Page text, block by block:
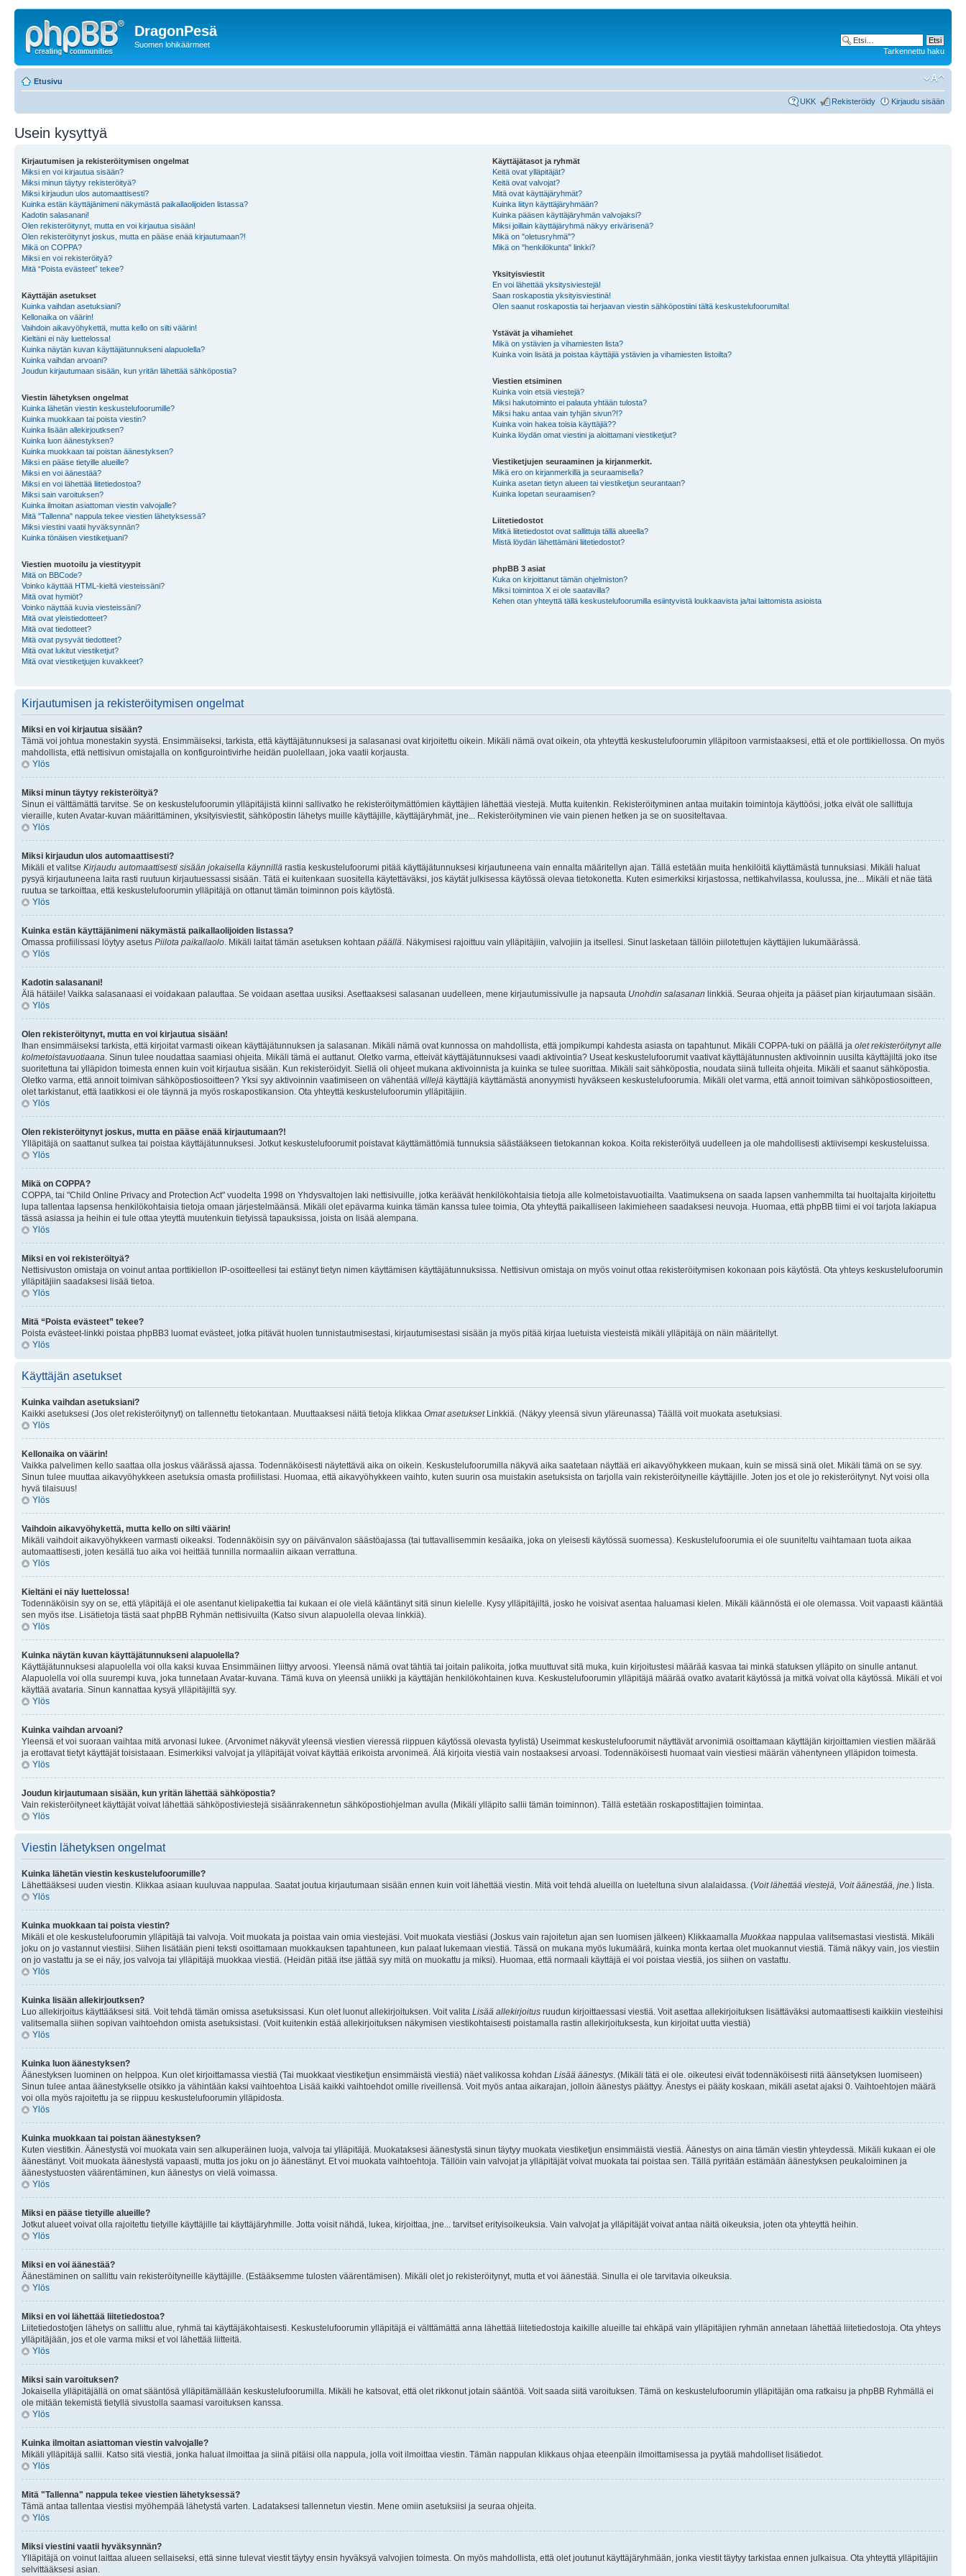
DragonPesä
Suomen lohikäärmeet
Tarkennettu haku
Etusivu
UKK Rekisteröidy Kirjaudu sisään
Usein kysyttyä
Kirjautumisen ja rekisteröitymisen ongelmat
Miksi en voi kirjautua sisään?
Miksi minun täytyy rekisteröityä?
Miksi kirjaudun ulos automaattisesti?
Kuinka estän käyttäjänimeni näkymästä paikallaolijoiden listassa?
Kadotin salasanani!
Olen rekisteröitynyt, mutta en voi kirjautua sisään!
Olen rekisteröitynyt joskus, mutta en pääse enää kirjautumaan?!
Mikä on COPPA?
Miksi en voi rekisteröityä?
Mitä “Poista evästeet” tekee?
Käyttäjän asetukset
Kuinka vaihdan asetuksiani?
Kellonaika on väärin!
Vaihdoin aikavyöhykettä, mutta kello on silti väärin!
Kieltäni ei näy luettelossa!
Kuinka näytän kuvan käyttäjätunnukseni alapuolella?
Kuinka vaihdan arvoani?
Joudun kirjautumaan sisään, kun yritän lähettää sähköpostia?
Viestin lähetyksen ongelmat
Kuinka lähetän viestin keskustelufoorumille?
Kuinka muokkaan tai poista viestin?
Kuinka lisään allekirjoutksen?
Kuinka luon äänestyksen?
Kuinka muokkaan tai poistan äänestyksen?
Miksi en pääse tietyille alueille?
Miksi en voi äänestää?
Miksi en voi lähettää liitetiedostoa?
Miksi sain varoituksen?
Kuinka ilmoitan asiattoman viestin valvojalle?
Mitä "Tallenna" nappula tekee viestien lähetyksessä?
Miksi viestini vaatii hyväksynnän?
Kuinka tönäisen viestiketjuani?
Viestien muotoilu ja viestityypit
Mitä on BBCode?
Voinko käyttää HTML-kieltä viesteissäni?
Mitä ovat hymiöt?
Voinko näyttää kuvia viesteissäni?
Mitä ovat yleistiedotteet?
Mitä ovat tiedotteet?
Mitä ovat pysyvät tiedotteet?
Mitä ovat lukitut viestiketjut?
Mitä ovat viestiketjujen kuvakkeet?
Käyttäjätasot ja ryhmät
Keitä ovat ylläpitäjät?
Keitä ovat valvojat?
Mitä ovat käyttäjäryhmät?
Kuinka liityn käyttäjäryhmään?
Kuinka pääsen käyttäjäryhmän valvojaksi?
Miksi joillain käyttäjäryhmä näkyy erivärisenä?
Mikä on "oletusryhmä"?
Mikä on "henkilökunta" linkki?
Yksityisviestit
En voi lähettää yksitysiviestejä!
Saan roskapostia yksityisviestinä!
Olen saanut roskapostia tai herjaavan viestin sähköpostiini tältä keskustelufoorumilta!
Ystävät ja vihamiehet
Mikä on ystävien ja vihamiesten lista?
Kuinka voin lisätä ja poistaa käyttäjiä ystävien ja vihamiesten listoilta?
Viestien etsiminen
Kuinka voin etsiä viestejä?
Miksi hakutoiminto ei palauta yhtään tulosta?
Miksi haku antaa vain tyhjän sivun?!?
Kuinka voin hakea toisia käyttäjiä??
Kuinka löydän omat viestini ja aloittamani viestiketjut?
Viestiketjujen seuraaminen ja kirjanmerkit.
Mikä ero on kirjanmerkillä ja seuraamisella?
Kuinka asetan tietyn alueen tai viestiketjun seurantaan?
Kuinka lopetan seuraamisen?
Liitetiedostot
Mitkä liitetiedostot ovat sallittuja tällä alueella?
Mistä löydän lähettämäni liitetiedostot?
phpBB 3 asiat
Kuka on kirjoittanut tämän ohjelmiston?
Miksi toimintoa X ei ole saatavilla?
Kehen otan yhteyttä tällä keskustelufoorumilla esiintyvistä loukkaavista ja/tai laittomista asioista
Kirjautumisen ja rekisteröitymisen ongelmat
Miksi en voi kirjautua sisään?
Tämä voi johtua monestakin syystä. Ensimmäiseksi, tarkista, että käyttäjätunnuksesi ja salasanasi ovat kirjoitettu oikein. Mikäli nämä ovat oikein, ota yhteyttä keskustelufoorumin ylläpitoon varmistaaksesi, että et ole porttikiellossa. On myös
mahdollista, että nettisivun omistajalla on konfigurointivirhe heidän puolellaan, joka vaatii korjausta.
Ylös
Miksi minun täytyy rekisteröityä?
Sinun ei välttämättä tarvitse. Se on keskustelufoorumin ylläpitäjistä kiinni sallivatko he rekisteröitymättömien käyttäjien lähettää viestejä. Mutta kuitenkin. Rekisteröityminen antaa muitakin toimintoja käyttöösi, jotka eivät ole sallittuja
vieraille, kuten Avatar-kuvan määrittäminen, yksityisviestit, sähköpostin lähetys muille käyttäjille, käyttäjäryhmät, jne... Rekisteröityminen vie vain pienen hetken ja se on suositeltavaa.
Ylös
Miksi kirjaudun ulos automaattisesti?
Mikäli et valitse Kirjaudu automaattisesti sisään jokaisella käynnillä rastia keskustelufoorumi pitää käyttäjätunnuksesi kirjautuneena vain ennalta määritellyn ajan. Tällä estetään muita henkilöitä käyttämästä tunnuksiasi. Mikäli haluat
pysyä kirjautuneena laita rasti ruutuun kirjautuessassi sisään. Tätä ei kuitenkaan suositella käytettäväksi, jos käytät julkisessa käytössä olevaa tietokonetta. Kuten esimerkiksi kirjastossa, nettikahvilassa, koulussa, jne... Mikäli et näe tätä
ruutua se tarkoittaa, että keskustelufoorumin ylläpitäjä on ottanut tämän toiminnon pois käytöstä.
Ylös
Kuinka estän käyttäjänimeni näkymästä paikallaolijoiden listassa?
Omassa profiilissasi löytyy asetus Piilota paikallaolo . Mikäli laitat tämän asetuksen kohtaan päällä . Näkymisesi rajoittuu vain ylläpitäjiin, valvojiin ja itsellesi. Sinut lasketaan tällöin piilotettujen käyttäjien lukumäärässä.
Ylös
Kadotin salasanani!
Älä hätäile! Vaikka salasanaasi ei voidakaan palauttaa. Se voidaan asettaa uusiksi. Asettaaksesi salasanan uudelleen, mene kirjautumissivulle ja napsauta Unohdin salasanan linkkiä. Seuraa ohjeita ja pääset pian kirjautumaan sisään.
Ylös
Olen rekisteröitynyt, mutta en voi kirjautua sisään!
Ihan ensimmäiseksi tarkista, että kirjoitat varmasti oikean käyttäjätunnuksen ja salasanan. Mikäli nämä ovat kunnossa on mahdollista, että jompikumpi kahdesta asiasta on tapahtunut. Mikäli COPPA-tuki on päällä ja olet rekisteröitynyt alle
kolmetoistavuotiaana . Sinun tulee noudattaa saamiasi ohjeita. Mikäli tämä ei auttanut. Oletko varma, etteivät käyttäjätunnuksesi vaadi aktivointia? Useat keskustelufoorumit vaativat käyttäjätunnusten aktivoinnin uusilta käyttäjiltä joko itse
suoritettuna tai ylläpidon toimesta ennen kuin voit kirjautua sisään. Kun rekisteröidyit. Siellä oli ohjeet mukana aktivoinnista ja kuinka se tulee suorittaa. Mikäli sait sähköpostia, noudata siinä tulleita ohjeita. Mikäli et saanut sähköpostia.
Oletko varma, että annoit toimivan sähköpostiosoitteen? Yksi syy aktivoinnin vaatimiseen on vähentää villejä käyttäjiä käyttämästä anonyymisti hyväkseen keskustelufoorumia. Mikäli olet varma, että annoit toimivan sähköpostiosoitteen,
olet tarkistanut, että laatikkosi ei ole täynnä ja myös roskapostikansion. Ota yhteyttä keskustelufoorumin ylläpitäjiin.
Ylös
Olen rekisteröitynyt joskus, mutta en pääse enää kirjautumaan?!
Ylläpitäjä on saattanut sulkea tai poistaa käyttäjätunnuksesi. Jotkut keskustelufoorumit poistavat käyttämättömiä tunnuksia säästääkseen tietokannan kokoa. Koita rekisteröityä uudelleen ja ole mahdollisesti aktiivisempi keskusteluissa.
Ylös
Mikä on COPPA?
COPPA, tai "Child Online Privacy and Protection Act" vuodelta 1998 on Yhdysvaltojen laki nettisivuille, jotka keräävät henkilökohtaisia tietoja alle kolmetoistavuotiailta. Vaatimuksena on saada lapsen vanhemmilta tai huoltajalta kirjoitettu
lupa tallentaa lapsensa henkilökohtaisia tietoja omaan järjestelmäänsä. Mikäli olet epävarma kuinka tämän kanssa tulee toimia, Ota yhteyttä paikalliseen lakimieheen saadaksesi neuvoja. Huomaa, että phpBB tiimi ei voi tarjota lakiapua
tässä asiassa ja heihin ei tule ottaa yteyttä muutenkuin tietyissä tapauksissa, joista on lisää alempana.
Ylös
Miksi en voi rekisteröityä?
Nettisivuston omistaja on voinut antaa porttikiellon IP-osoitteellesi tai estänyt tietyn nimen käyttämisen käyttäjätunnuksissa. Nettisivun omistaja on myös voinut ottaa rekisteröitymisen kokonaan pois käytöstä. Ota yhteys keskustelufoorumin
ylläpitäjiin saadaksesi lisää tietoa.
Ylös
Mitä “Poista evästeet” tekee?
Poista evästeet-linkki poistaa phpBB3 luomat evästeet, jotka pitävät huolen tunnistautmisestasi, kirjautumisestasi sisään ja myös pitää kirjaa luetuista viesteistä mikäli ylläpitäjä on näin määritellyt.
Ylös
Käyttäjän asetukset
Kuinka vaihdan asetuksiani?
Kaikki asetuksesi (Jos olet rekisteröitynyt) on tallennettu tietokantaan. Muuttaaksesi näitä tietoja klikkaa Omat asetuksetLinkkiä. (Näkyy yleensä sivun yläreunassa) Täällä voit muokata asetuksiasi.
Ylös
Kellonaika on väärin!
Vaikka palvelimen kello saattaa olla joskus väärässä ajassa. Todennäköisesti näytettävä aika on oikein. Keskustelufoorumilla näkyvä aika saatetaan näyttää eri aikavyöhykkeen mukaan, kuin se missä sinä olet. Mikäli tämä on se syy.
Sinun tulee muuttaa aikavyöhykkeen asetuksia omasta profiilistasi. Huomaa, että aikavyöhykkeen vaihto, kuten suurin osa muistakin asetuksista on tarjolla vain rekisteröityneille käyttäjille. Joten jos et ole jo rekisteröitynyt. Nyt voisi olla
hyvä tilaisuus!
Ylös
Vaihdoin aikavyöhykettä, mutta kello on silti väärin!
Mikäli vaihdoit aikavyöhykkeen varmasti oikeaksi. Todennäköisin syy on päivänvalon säästöajassa (tai tuttavallisemmin kesäaika, joka on yleisesti käytössä suomessa). Keskustelufoorumia ei ole suuniteltu vaihtamaan tuota aikaa
automaattisesti, joten kesällä tuo aika voi heittää tunnilla normaaliin aikaan verrattuna.
Ylös
Kieltäni ei näy luettelossa!
Todennäköisin syy on se, että yläpitäjä ei ole asentanut kielipakettia tai kukaan ei ole vielä kääntänyt sitä sinun kielelle. Kysy ylläpitäjiltä, josko he voisivat asentaa haluamasi kielen. Mikäli käännöstä ei ole olemassa. Voit vapaasti kääntää
sen myös itse. Lisätietoja tästä saat phpBB Ryhmän nettisivuilta (Katso sivun alapuolella olevaa linkkiä).
Ylös
Kuinka näytän kuvan käyttäjätunnukseni alapuolella?
Käyttäjätunnuksesi alapuolella voi olla kaksi kuvaa Ensimmäinen liittyy arvoosi. Yleensä nämä ovat tähtiä tai joitain palikoita, jotka muuttuvat sitä muka, kuin kirjoitustesi määrää kasvaa tai minkä statuksen ylläpito on sinulle antanut.
Alapuolella voi olla suurempi kuva, joka tunnetaan Avatar-kuvana. Tämä kuva on yleensä uniikki ja käyttäjän henkilökohtainen kuva. Keskustelufoorumin ylläpitäjä määrää ovatko avatarit käytössä ja mitkä voivat olla käytössä. Mikäli et voi
käyttää avataria. Sinun kannattaa kysyä ylläpitäjiltä syy.
Ylös
Kuinka vaihdan arvoani?
Yleensä et voi suoraan vaihtaa mitä arvonasi lukee. (Arvonimet näkyvät yleensä viestien vieressä riippuen käytössä olevasta tyylistä) Useimmat keskustelufoorumit näyttävät arvonimiä osoittamaan käyttäjän kirjoittamien viestien määrää
ja erottavat tietyt käyttäjät toisistaaan. Esimerkiksi valvojat ja ylläpitäjät voivat käyttää erikoista arvonimeä. Älä kirjoita viestiä vain nostaaksesi arvoasi. Todennäköisesti huomaat vain viestiesi määrän vähentyneen ylläpidon toimesta.
Ylös
Joudun kirjautumaan sisään, kun yritän lähettää sähköpostia?
Vain rekisteröityneet käyttäjät voivat lähettää sähköpostiviestejä sisäänrakennetun sähköpostiohjelman avulla (Mikäli ylläpito sallii tämän toiminnon). Tällä estetään roskapostittajien toimintaa.
Ylös
Viestin lähetyksen ongelmat
Kuinka lähetän viestin keskustelufoorumille?
Lähettääksesi uuden viestin. Klikkaa asiaan kuuluvaa nappulaa. Saatat joutua kirjautumaan sisään ennen kuin voit lähettää viestin. Mitä voit tehdä alueilla on lueteltuna sivun alalaidassa. (Voit lähettää viestejä, Voit äänestää, jne. ) lista.
Ylös
Kuinka muokkaan tai poista viestin?
Mikäli et ole keskustelufoorumin ylläpitäjä tai valvoja. Voit muokata ja poistaa vain omia viestejäsi. Voit muokata viestiäsi (Joskus vain rajoitetun ajan sen luomisen jälkeen) Klikkaamalla Muokkaa nappulaa valitsemastasi viestistä. Mikäli
joku on jo vastannut viestiisi. Siihen lisätään pieni teksti osoittamaan muokkauksen tapahtuneen, kun palaat lukemaan viestiä. Tässä on mukana myös lukumäärä, kuinka monta kertaa olet muokannut viestiä. Tämä näkyy vain, jos viestiin
on jo vastattu ja se ei näy, jos valvoja tai ylläpitäjä muokkaa viestiä. (Heidän pitää itse jättää syy mitä on muokattu ja miksi). Huomaa, että normaali käyttäjä ei voi poistaa viestiä, jos siihen on vastattu.
Ylös
Kuinka lisään allekirjoutksen?
Luo allekirjoitus käyttääksesi sitä. Voit tehdä tämän omissa asetuksissasi. Kun olet luonut allekirjoituksen. Voit valita Lisää allekirjoitus ruudun kirjoittaessasi viestiä. Voit asettaa allekirjoituksen lisättäväksi automaattisesti kaikkiin viesteihisi
valitsemalla siihen sopivan vaihtoehdon omista asetuksistasi. (Voit kuitenkin estää allekirjoituksen näkymisen viestikohtaisesti poistamalla rastin allekirjoituksesta, kun kirjoitat uutta viestiä)
Ylös
Kuinka luon äänestyksen?
Äänestyksen luominen on helppoa. Kun olet kirjoittamassa viestiä (Tai muokkaat viestiketjun ensimmäistä viestiä) näet valikossa kohdan Lisää äänestys . (Mikäli tätä ei ole. oikeutesi eivät todennäköisesti riitä äänsetyksen luomiseen)
Sinun tulee antaa äänestykselle otsikko ja vähintään kaksi vaihtoehtoa Lisää kaikki vaihtoehdot omille riveillensä. Voit myös antaa aikarajan, jolloin äänestys päättyy. Änestys ei pääty koskaan, mikäli asetat ajaksi 0. Vaihtoehtojen määrä
voi olla myös rajoitettu ja se riippuu keskustelufoorumin ylläpidosta.
Ylös
Kuinka muokkaan tai poistan äänestyksen?
Kuten viestitkin. Äänestystä voi muokata vain sen alkuperäinen luoja, valvoja tai ylläpitäjä. Muokataksesi äänestystä sinun täytyy muokata viestiketjun ensimmäistä viestiä. Äänestys on aina tämän viestin yhteydessä. Mikäli kukaan ei ole
äänestänyt. Voit muokata äänestystä vapaasti, mutta jos joku on jo äänestänyt. Et voi muokata vaihtoehtoja. Tällöin vain valvojat ja ylläpitäjät voivat muokata tai poistaa sen. Tällä pyritään estämään äänestyksen peukaloiminen ja
äänestystuosten väärentäminen, kun äänestys on vielä voimassa.
Ylös
Miksi en pääse tietyille alueille?
Jotkut alueet voivat olla rajoitettu tietyille käyttäjille tai käyttäjäryhmille. Jotta voisit nähdä, lukea, kirjoittaa, jne... tarvitset erityisoikeuksia. Vain valvojat ja ylläpitäjät voivat antaa näitä oikeuksia, joten ota yhteyttä heihin.
Ylös
Miksi en voi äänestää?
Äänestäminen on sallittu vain rekisteröityneille käyttäjille. (Estääksemme tulosten väärentämisen). Mikäli olet jo rekisteröitynyt, mutta et voi äänestää. Sinulla ei ole tarvitavia oikeuksia.
Ylös
Miksi en voi lähettää liitetiedostoa?
Liitetiedostotjen lähetys on sallittu alue, ryhmä tai käyttäjäkohtaisesti. Keskustelufoorumin ylläpitäjä ei välttämättä anna lähettää liitetiedostoja kaikille alueille tai ehkäpä vain ylläpitäjien ryhmän annetaan lähettää liitetiedostoja. Ota yhteys
ylläpitäjään, jos et ole varma miksi et voi lähettää liitteitä.
Ylös
Miksi sain varoituksen?
Jokaisella ylläpitäjällä on omat sääntösä ylläpitämällään keskustelufoorumilla. Mikäli he katsovat, että olet rikkonut jotain sääntöä. Voit saada siitä varoituksen. Tämä on keskustelufoorumin ylläpitäjän oma ratkaisu ja phpBB Ryhmällä ei
ole mitään tekemistä tietyllä sivustolla saamasi varoituksen kanssa.
Ylös
Kuinka ilmoitan asiattoman viestin valvojalle?
Mikäli ylläpitäjä sallii. Katso sitä viestiä, jonka haluat ilmoittaa ja siinä pitäisi olla nappula, jolla voit ilmoittaa viestin. Tämän nappulan klikkaus ohjaa eteenpäin ilmoittamisessa ja pyytää mahdolliset lisätiedot.
Ylös
Mitä "Tallenna" nappula tekee viestien lähetyksessä?
Tämä antaa tallentaa viestisi myöhempää lähetystä varten. Ladataksesi tallennetun viestin. Mene omiin asetuksiisi ja seuraa ohjeita.
Ylös
Miksi viestini vaatii hyväksynnän?
Ylläpitäjä on voinut laittaa alueen sellaiseksi, että sinne tulevat viestit täytyy ensin hyväksyä valvojien toimesta. On myös mahdollista, että olet joutunut käyttäjäryhmään, jonka viestit täytyy tarkistaa ennen julkaisua. Ota yhteyttä ylläpitäjiin
selvittääksesi asian.